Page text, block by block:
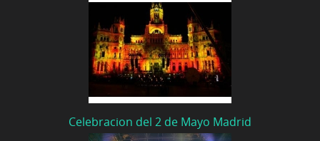
Celebracion del 2 de Mayo Madrid